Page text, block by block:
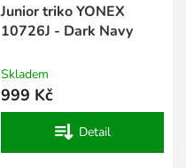
Junior triko YONEX
10726J - Dark Navy
Skladem
999 Kč
Detail